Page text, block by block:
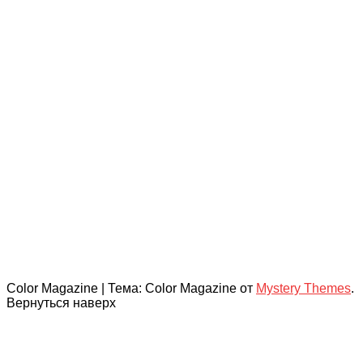
Color Magazine Тема: Color Magazine от Mystery Themes.
Вернуться наверх